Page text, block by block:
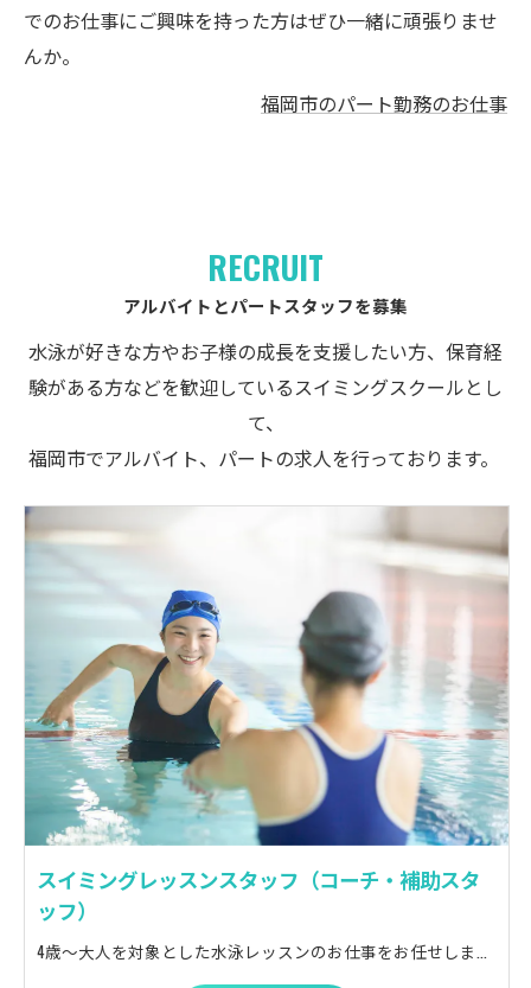
でのお仕事にご興味を持った方はぜひ一緒に頑張りませ
んか。
福岡市のパート勤務のお仕事
アルバイトとパートスタッフを募集
RECRUIT
水泳が好きな方やお子様の成長を支援したい方、保育経
験がある方などを歓迎しているスイミングスクールとし
て、
福岡市でアルバイト、パートの求人を行っております。
スイミングレッスンスタッフ（コーチ・補助スタ
ッフ）